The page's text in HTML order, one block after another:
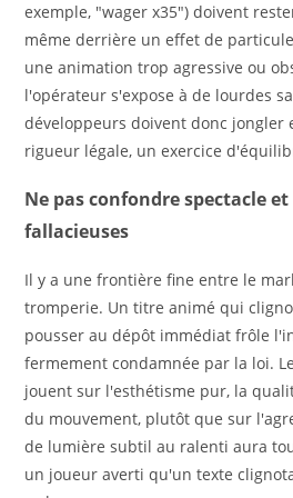
exemple, "wager x35") doivent
même derrière un effet de
une animation trop agressive ou
l'opérateur s'expose à de lourdes
développeurs doivent donc jongler
rigueur légale, un exercice
Ne pas confondre spectacle
fallacieuses
Il y a une frontière fine entre le
tromperie. Un titre animé qui
pousser au dépôt immédiat frôle
fermement condamnée par la loi.
jouent sur l'esthétisme pur, la
du mouvement, plutôt que sur
de lumière subtil au ralenti aura
un joueur averti qu'un texte